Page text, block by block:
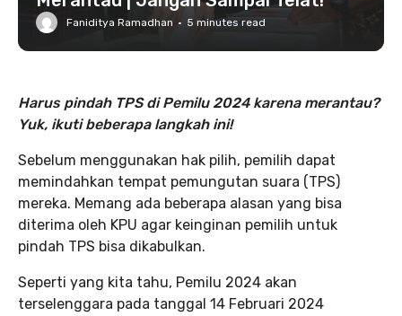
Faniditya Ramadhan · 5 minutes read
Harus pindah TPS di Pemilu 2024 karena merantau?
Yuk, ikuti beberapa langkah ini!
Sebelum menggunakan hak pilih, pemilih dapat
memindahkan tempat pemungutan suara (TPS)
mereka. Memang ada beberapa alasan yang bisa
diterima oleh KPU agar keinginan pemilih untuk
pindah TPS bisa dikabulkan.
Seperti yang kita tahu, Pemilu 2024 akan
terselenggara pada tanggal 14 Februari 2024